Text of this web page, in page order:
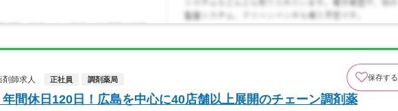
師求人
正社員 調剤薬局 保存する
年間休日120日！広島を中心に40店舗以上展開のチェーン調剤薬